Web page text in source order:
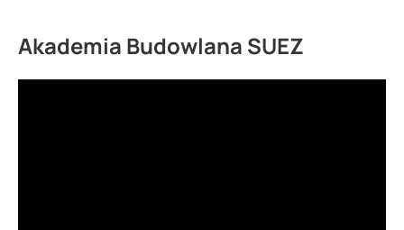
Akademia Budowlana SUEZ